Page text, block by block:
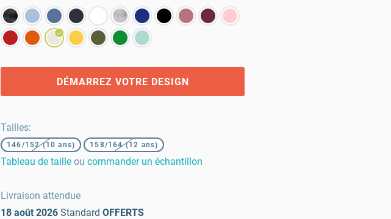
DÉMARREZ VOTRE DESIGN
Tailles:
146/152 (10 ans) 158/164 (12 ans)
Tableau de taille ou commander un échantillon
Livraison attendue
18 août 2026 Standard OFFERTS